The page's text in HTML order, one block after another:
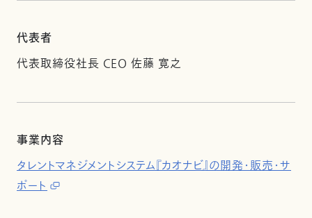
代表者
代表取締役社長 CEO 佐藤 寛之
事業内容
タレントマネジメントシステム『カオナビ』の開発・販売・サ
ポート